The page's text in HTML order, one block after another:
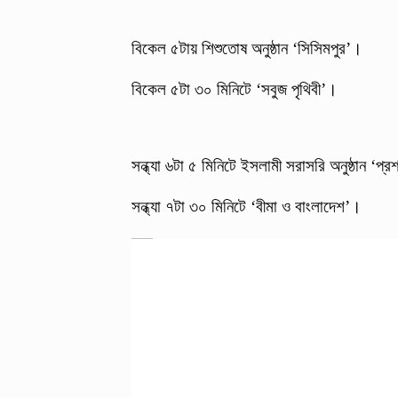
বিকেল ৫টায় শিশুতোষ অনুষ্ঠান ‘সিসিমপুর’।
বিকেল ৫টা ৩০ মিনিটে ‘সবুজ পৃথিবী’।
সন্ধ্যা ৬টা ৫ মিনিটে ইসলামী সরাসরি অনুষ্ঠান
সন্ধ্যা ৭টা ৩০ মিনিটে ‘বীমা ও বাংলাদেশ’।